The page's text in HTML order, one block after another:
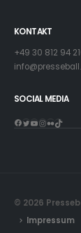
KONTAKT
+49 30 812 94
SOCIAL MEDIA
Facebook
Twitter
YouTube
Instagram
FlickrTikTok
© 2026
Impressum